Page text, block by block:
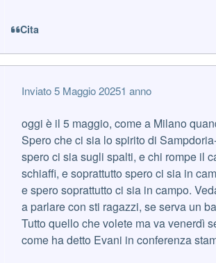
Cita
Inviato5 Maggio 20251 anno
oggi è il 5 maggio, come a Milano
Spero che ci sia lo spirito di
spero ci sia sugli spalti, e chi rompe il
schiaffi, e soprattutto spero ci sia in
e spero soprattutto ci sia in campo.
a parlare con sti ragazzi, se serva un
Tutto quello che volete ma va venerdì
come ha detto Evani in conferenza